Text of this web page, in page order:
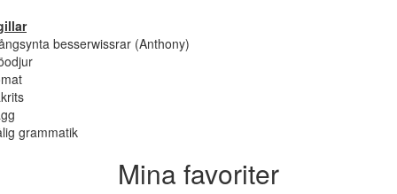
besserwissrar (Anthony)
grammatik
Mina favoriter